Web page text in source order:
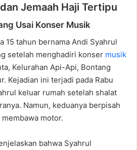
Jemaah Haji Tertipu
Usai Konser Musik
15 tahun bernama Andi Syahrul
setelah menghadiri konser musik
Kelurahan Api-Api, Bontang
Kejadian ini terjadi pada Rabu
keluar rumah setelah shalat
Namun, keduanya berpisah
motor.
bahwa Syahrul